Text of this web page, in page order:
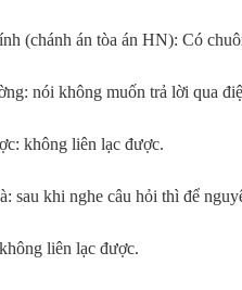
(chánh án tòa án HN): Có
nói không muốn trả lời qua
không liên lạc được.
khi nghe câu hỏi thì để
liên lạc được.